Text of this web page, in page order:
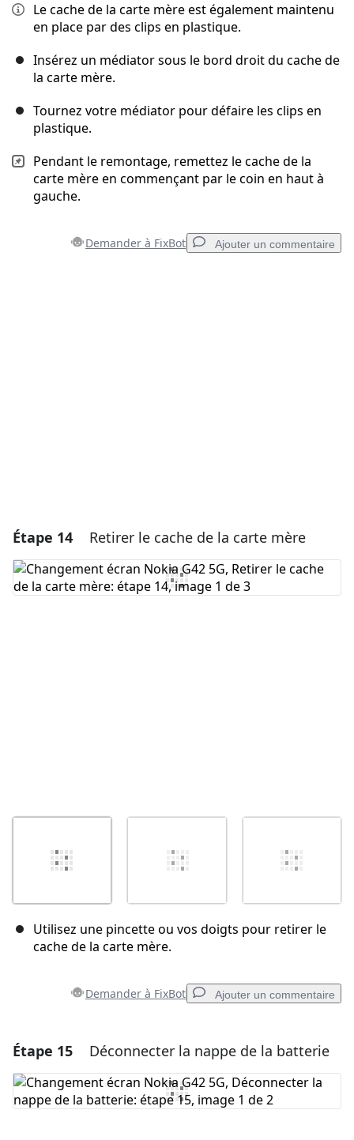
Le cache de la carte mère est également maintenu
en place par des clips en plastique.
Insérez un médiator sous le bord droit du cache de
la carte mère.
Tournez votre médiator pour défaire les clips en
plastique.
Pendant le remontage, remettez le cache de la
carte mère en commençant par le coin en haut à
gauche.
Demander à FixBot Ajouter un commentaire
Étape 14 Retirer le cache de la carte mère
Utilisez une pincette ou vos doigts pour retirer le
cache de la carte mère.
Demander à FixBot Ajouter un commentaire
Ajouter un commentaire
Ajouter un commentaire
Étape 15 Déconnecter la nappe de la batterie